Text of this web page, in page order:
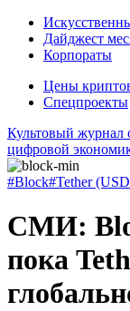
Дайджест
Корпораты
Цены
Спецпроекты
Культовый журнал
цифровой
#Block#Tether
СМИ:
пока